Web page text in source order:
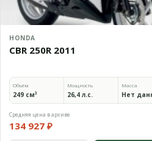
HONDA
CBR 250R 2011
Объём
249 см³
Мощность
26,4 л.с.
Масса
Нет
Средняя цена в архиве
134 927 ₽